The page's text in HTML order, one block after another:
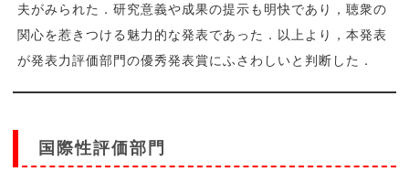
夫がみられた．研究意義や成果の提示も明快であり，聴衆の
関心を惹きつける魅力的な発表であった．以上より，本発表
が発表力評価部門の優秀発表賞にふさわしいと判断した．
国際性評価部門